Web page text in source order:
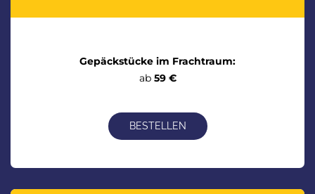
Gepäckstücke im Frachtraum:
ab 59 €
BESTELLEN